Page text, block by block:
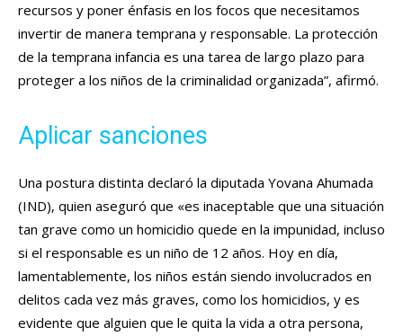
recursos y poner énfasis en los focos que necesitamos
invertir de manera temprana y responsable. La protección
de la temprana infancia es una tarea de largo plazo para
proteger a los niños de la criminalidad organizada”, afirmó.
Aplicar sanciones
Una postura distinta declaró la diputada Yovana Ahumada
(IND), quien aseguró que «es inaceptable que una situación
tan grave como un homicidio quede en la impunidad, incluso
si el responsable es un niño de 12 años. Hoy en día,
lamentablemente, los niños están siendo involucrados en
delitos cada vez más graves, como los homicidios, y es
evidente que alguien que le quita la vida a otra persona,